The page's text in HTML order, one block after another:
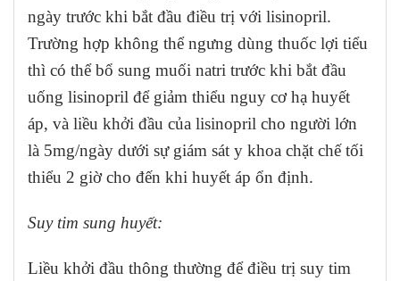
ngày trước khi bắt đầu điều trị với lisinopril.
Trường hợp không thể ngưng dùng thuốc lợi tiểu
thì có thể bổ sung muối natri trước khi bắt đầu
uống lisinopril để giảm thiểu nguy cơ hạ huyết
áp, và liều khởi đầu của lisinopril cho người lớn
là 5mg/ngày dưới sự giám sát y khoa chặt chế tối
thiểu 2 giờ cho đến khi huyết áp ổn định.
Suy tim sung huyết:
Liều khởi đầu thông thường để điều trị suy tim